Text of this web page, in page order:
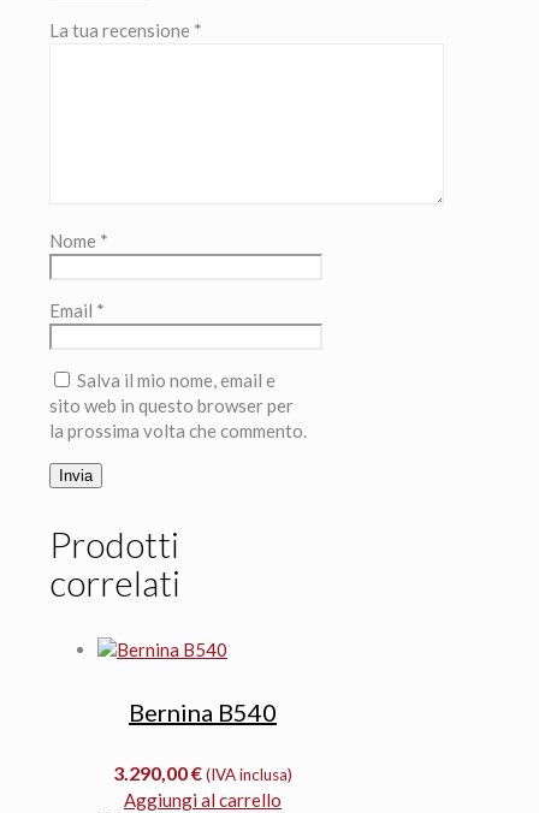
La tua recensione *
Nome *
Email *
Salva il mio nome, email e
sito web in questo browser per
la prossima volta che commento.
Prodotti
correlati
Bernina B540
3.290,00€(IVA inclusa)
Aggiungi al carrello